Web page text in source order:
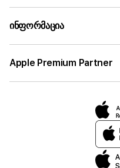
ინფორმაცია
Apple Premium Partner